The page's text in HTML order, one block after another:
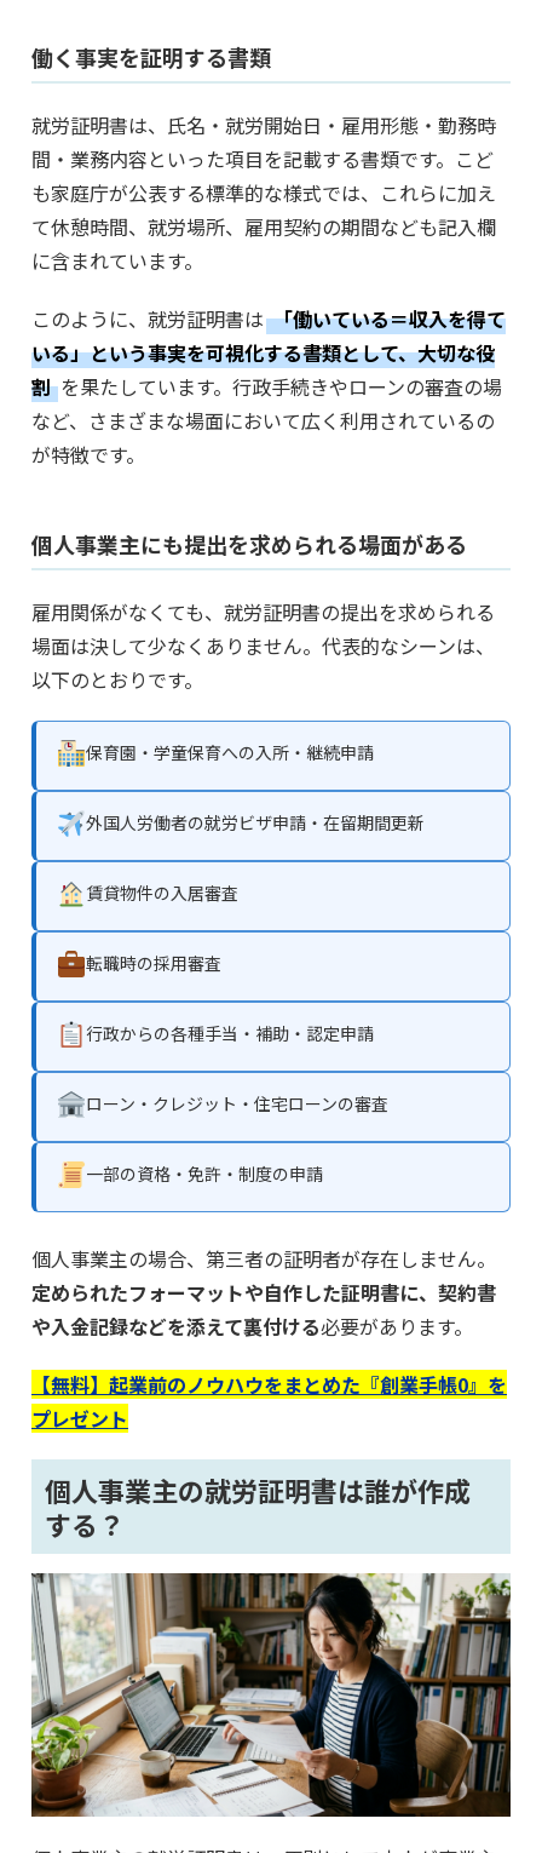
働く事実を証明する書類
就労証明書は、氏名・就労開始日・雇用形態・勤務時
間・業務内容といった項目を記載する書類です。こど
も家庭庁が公表する標準的な様式では、これらに加え
て休憩時間、就労場所、雇用契約の期間なども記入欄
に含まれています。
このように、就労証明書は 「働いている＝収入を得て
いる」という事実を可視化する書類として、大切な役
割 を果たしています。行政手続きやローンの審査の場
など、さまざまな場面において広く利用されているの
が特徴です。
個人事業主にも提出を求められる場面がある
雇用関係がなくても、就労証明書の提出を求められる
場面は決して少なくありません。代表的なシーンは、
以下のとおりです。
保育園・学童保育への入所・継続申請
外国人労働者の就労ビザ申請・在留期間更新
賃貸物件の入居審査
転職時の採用審査
行政からの各種手当・補助・認定申請
ローン・クレジット・住宅ローンの審査
一部の資格・免許・制度の申請
個人事業主の場合、第三者の証明者が存在しません。
定められたフォーマットや自作した証明書に、契約書
や入金記録などを添えて裏付ける必要があります。
【無料】起業前のノウハウをまとめた『創業手帳0』を
プレゼント
個人事業主の就労証明書は誰が作成
する？